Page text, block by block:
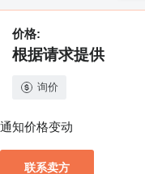
价格:
根据请求提供
询价
通知价格变动
联系卖方